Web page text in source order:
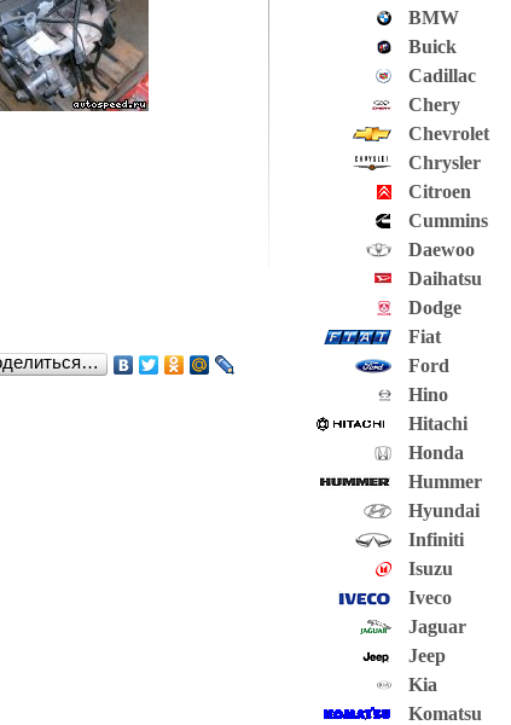
BMW
Buick
Cadillac
Chery
Chevrolet
Chrysler
Citroen
Cummins
Daewoo
Daihatsu
Dodge
Fiat
Ford
Hino
Hitachi
Honda
Hummer
Hyundai
Infiniti
Isuzu
Iveco
Jaguar
Jeep
Kia
Komatsu